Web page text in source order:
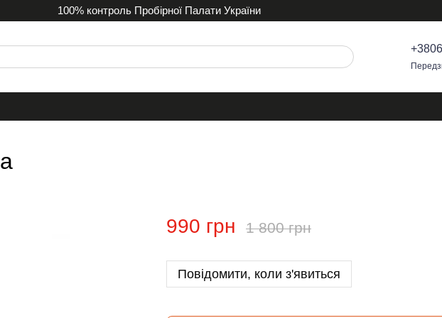
100% контроль Пробірної Палати України
990 грн 1 800 грн
Повідомити, коли з'явиться